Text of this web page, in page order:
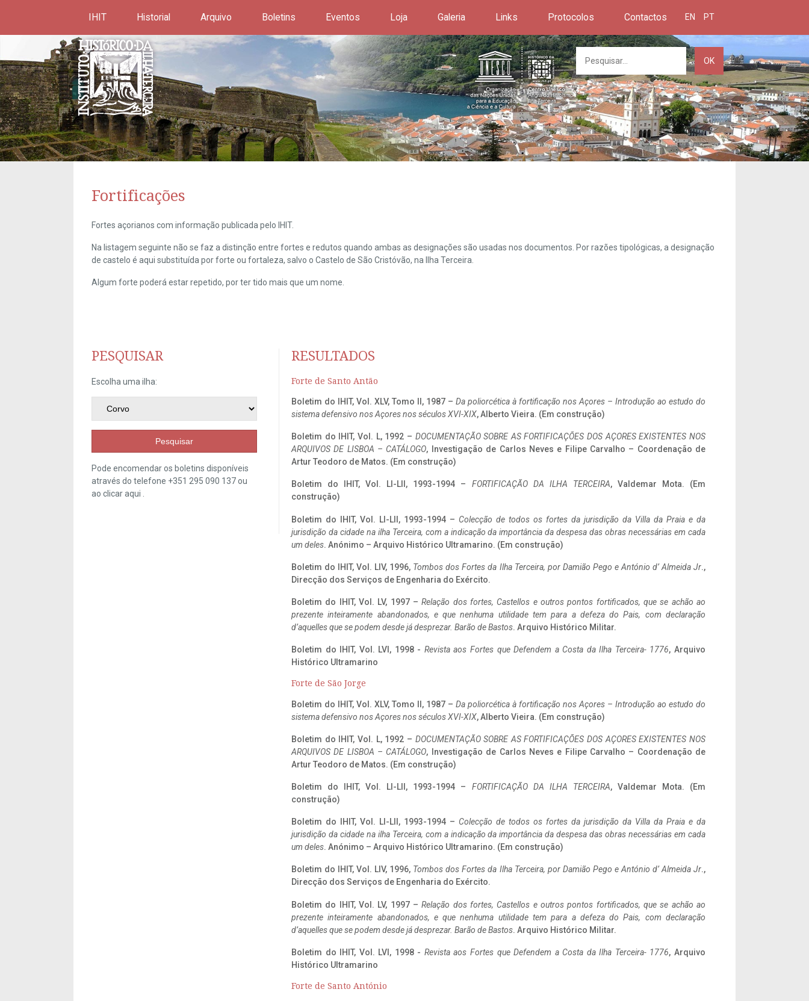
IHIT Historial Arquivo Boletins Eventos Loja Galeria Links Protocolos Contactos EN PT
OK
Fortificações
Fortes açorianos com informação publicada pelo IHIT.
Na listagem seguinte não se faz a distinção entre fortes e redutos quando ambas as designações são usadas nos documentos. Por razões tipológicas, a designação
de castelo é aqui substituída por forte ou fortaleza, salvo o Castelo de São Cristóvão, na Ilha Terceira.
Algum forte poderá estar repetido, por ter tido mais que um nome.
PESQUISAR
Escolha uma ilha:
Pesquisar
Pode encomendar os boletins disponíveis
através do telefone +351 295 090 137 ou
ao clicaraqui
RESULTADOS
Forte de Santo Antão
Boletim do IHIT, Vol. XLV, Tomo II, 1987 – Da poliorcética à fortificação nos Açores – Introdução ao estudo do
sistema defensivo nos Açores nos séculos XVI-XIX, Alberto Vieira. (Em construção)
Boletim do IHIT, Vol. L, 1992 – DOCUMENTAÇÃO SOBRE AS FORTIFICAÇÕES DOS AÇORES EXISTENTES NOS
ARQUIVOS DE LISBOA – CATÁLOGO, Investigação de Carlos Neves e Filipe Carvalho – Coordenação de
Artur Teodoro de Matos. (Em construção)
Boletim do IHIT, Vol. LI-LII, 1993-1994 – FORTIFICAÇÃO DA ILHA TERCEIRA, Valdemar Mota. (Em
construção)
Boletim do IHIT, Vol. LI-LII, 1993-1994 – Colecção de todos os fortes da jurisdição da Villa da Praia e da
jurisdição da cidade na ilha Terceira, com a indicação da importância da despesa das obras necessárias em cada
um deles. Anónimo – Arquivo Histórico Ultramarino. (Em construção)
Boletim do IHIT, Vol. LIV, 1996, Tombos dos Fortes da Ilha Terceira, por Damião Pego e António d’ Almeida Jr.,
Direcção dos Serviços de Engenharia do Exército.
Boletim do IHIT, Vol. LV, 1997 –Relação dos fortes, Castellos e outros pontos fortificados, que se achão ao
prezente inteiramente abandonados, e que nenhuma utilidade tem para a defeza do Pais, com declaração
d’aquelles que se podem desde já desprezar. Barão de Bastos. Arquivo Histórico Militar.
Boletim do IHIT, Vol. LVI, 1998 - Revista aos Fortes que Defendem a Costa da Ilha Terceira- 1776, Arquivo
Histórico Ultramarino
Forte de São Jorge
Boletim do IHIT, Vol. XLV, Tomo II, 1987 – Da poliorcética à fortificação nos Açores – Introdução ao estudo do
sistema defensivo nos Açores nos séculos XVI-XIX, Alberto Vieira. (Em construção)
Boletim do IHIT, Vol. L, 1992 – DOCUMENTAÇÃO SOBRE AS FORTIFICAÇÕES DOS AÇORES EXISTENTES NOS
ARQUIVOS DE LISBOA – CATÁLOGO, Investigação de Carlos Neves e Filipe Carvalho – Coordenação de
Artur Teodoro de Matos. (Em construção)
Boletim do IHIT, Vol. LI-LII, 1993-1994 – FORTIFICAÇÃO DA ILHA TERCEIRA, Valdemar Mota. (Em
construção)
Boletim do IHIT, Vol. LI-LII, 1993-1994 – Colecção de todos os fortes da jurisdição da Villa da Praia e da
jurisdição da cidade na ilha Terceira, com a indicação da importância da despesa das obras necessárias em cada
um deles. Anónimo – Arquivo Histórico Ultramarino. (Em construção)
Boletim do IHIT, Vol. LIV, 1996, Tombos dos Fortes da Ilha Terceira, por Damião Pego e António d’ Almeida Jr.,
Direcção dos Serviços de Engenharia do Exército.
Boletim do IHIT, Vol. LV, 1997 –Relação dos fortes, Castellos e outros pontos fortificados, que se achão ao
prezente inteiramente abandonados, e que nenhuma utilidade tem para a defeza do Pais, com declaração
d’aquelles que se podem desde já desprezar. Barão de Bastos. Arquivo Histórico Militar.
Boletim do IHIT, Vol. LVI, 1998 - Revista aos Fortes que Defendem a Costa da Ilha Terceira- 1776, Arquivo
Histórico Ultramarino
Forte de Santo António